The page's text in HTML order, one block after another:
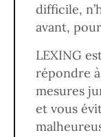
difficile,
avant,
LEXING
répondre
mesures
et vous